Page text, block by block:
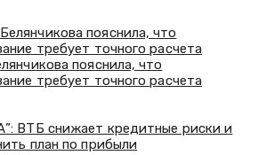
пояснила, что
требует точного расчета